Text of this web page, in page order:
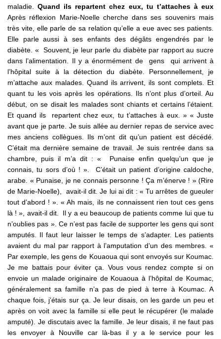
maladie.Quand ils repartent chez eux, tu t’attaches à eux
Après réflexion Marie-Noelle cherche dans ses souvenirs mais
très vite, elle parle de sa relation qu’elle a eue avec ses patients.
Elle parle aussi à ses enfants des dégâts engendrés par le
diabète. « Souvent, je leur parle du diabète par rapport au sucre
dans l’alimentation. Il y a énormément de gens qui arrivent à
l’hôpital suite à la détection du diabète. Personnellement, je
m’attache aux malades. Quand ils arrivent, ils sont complets. Et
quant tu les vois après les opérations. Ils n’ont plus d’orteil. Au
début, on se disait les malades sont chiants et certains l’étaient.
Et quand ils repartent chez eux, tu t’attaches à eux. » « Juste
avant que je parte. Je suis allée au dernier repas de service avec
mes anciens collègues. Ils m’ont dit qu’un patient est décédé.
C’était ma dernière semaine de travail. Je suis rentrée dans sa
chambre, puis il m’a dit : « Punaise enfin quelqu’un que je
connais, tu sors d’où ! ». C’était un patient d’origine caldoche,
arabe. « Punaise, je ne connais personne ! Ça m’énerve ! » (Rire
de Marie-Noelle), avait-il dit. Je lui ai dit : « Tu arrêtes de gueuler
tout d’abord ! ». « Ah mais, ils ne connaissent rien tout ces gens
là ! », avait-il dit. Il y a eu beaucoup de patients comme lui que tu
n’oublies pas ». Ce n’est pas facile de supporter les gens qui sont
amputés. Il faut leur laisser le temps de s’adapter. Les patients
avaient du mal par rapport à l’amputation d’un des membres. «
Par exemple, les gens de Kouaoua qui sont envoyés sur Koumac.
Je me battais pour éviter ça. Vous vous rendez compte si on
envoie un malade originaire de Kouaoua à l’hôpital de Koumac,
généralement sa famille n’a pas de pied à terre à Koumac. A
chaque fois, j’étais sur ça. Je leur disais, on les garde un peu et
après on voit avec la famille si elle peut le récupérer (le malade
amputé). Je discutais avec la famille. Je leur disais, il ne faut pas
les envoyer à Nouville car là-bas il y a le service pour les